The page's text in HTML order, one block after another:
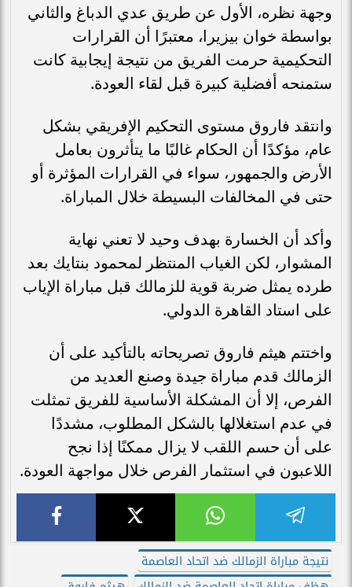
وجهة نظره، الأول عن طريق عدي الدباغ والثاني
بواسطة خوان بيزيرا، معتبرًا أن القرارات
التحكيمية حرمت الفريق من نتيجة إيجابية كانت
ستمنحه أفضلية كبيرة قبل لقاء العودة.
وانتقد فاروق مستوى التحكيم الإفريقي بشكل
عام، مؤكدًا أن الحكام غالبًا ما يتأثرون بعامل
الأرض والجمهور، سواء في القرارات المؤثرة أو
حتى في المخالفات البسيطة خلال المباراة.
وأكد أن الخسارة بهدف وحيد لا تعني نهاية
المشوار، لكن الغياب المنتظر لمحمود بنتايك بعد
طرده يمثل ضربة قوية للزمالك قبل مباراة الإياب
على استاد القاهرة الدولي.
واختتم هيثم فاروق تصريحاته بالتأكيد على أن
الزمالك قدم مباراة جيدة وصنع العديد من
الفرص، إلا أن المشكلة الأساسية للفريق تمثلت
في عدم استغلالها بالشكل المطلوب، مشددًا
على أن حسم اللقب لا يزال ممكنًا إذا نجح
اللاعبون في استثمار الفرص خلال مواجهة العودة.
نتيجة مباراة الزمالك ضد اتحاد العاصمة